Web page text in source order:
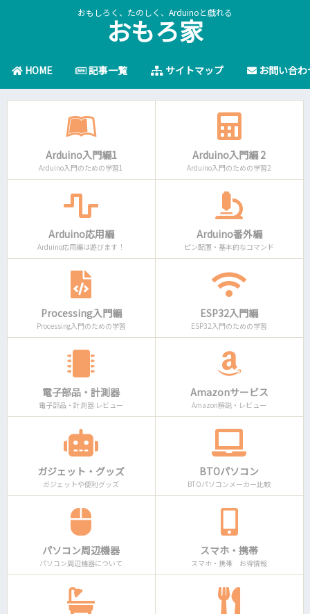
おもしろく、たのしく、Arduinoと戯れる
おもろ家
HOME 記事一覧 サイトマップ お問い合わ
Arduino入門編1
Arduino入門のための学習1
Arduino入門編 2
Arduino入門のための学習2
Arduino応用編
Arduino応用編は遊びます！
Arduino番外編
ピン配置・基本的なコマンド
Processing入門編
Processing入門のための学習
ESP32入門編
ESP32入門のための学習
電子部品・計測器
電子部品・計測器 レビュー
Amazonサービス
Amazon解説・レビュー
ガジェット・グッズ
ガジェットや便利グッズ
BTOパソコン
BTOパソコンメーカー比較
パソコン周辺機器
パソコン周辺機器について
スマホ・携帯
スマホ・携帯 お得情報